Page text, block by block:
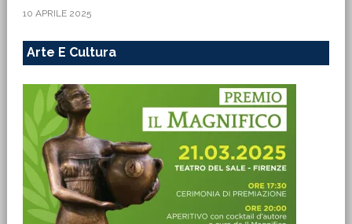
10 APRILE 2025
Arte E Cultura